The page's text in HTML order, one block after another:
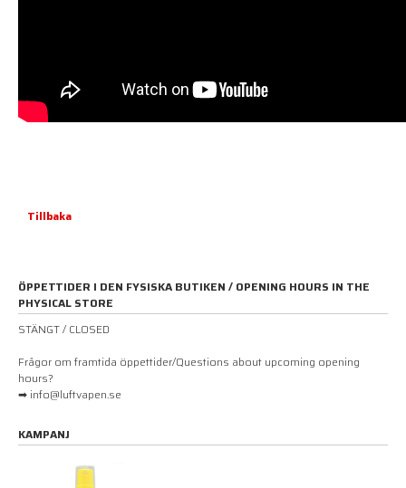
Tillbaka
ÖPPETTIDER I DEN FYSISKA BUTIKEN / OPENING HOURS IN THE
PHYSICAL STORE
STÄNGT / CLOSED
Frågor om framtida öppettider/Questions about upcoming opening
hours?
➡ info@luftvapen.se
KAMPANJ